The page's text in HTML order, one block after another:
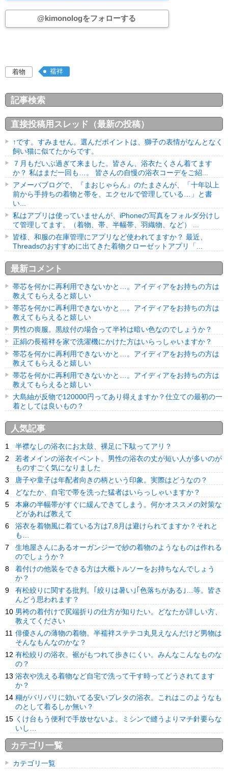
@kimonologをフォローする
着物 襦袢
記事検索
直接投稿用スレッド（最新の投稿）
↑です。すみません。選んだポイントは、獅子の表情がなんとなく
飼い猫に似てたからです。
７月もだいぶ過ぎて来ました。皆さん、浴衣たくさん着てます
か？ 私はまだ一回も…。 皆さんの自慢の浴衣コーデをご紹...
アメーバブログで、『まおじゃらん』のたまさんが、「十年以上
前から手持ちの着物と帯を、エクセルで管理している…」と書
い...
私はアプリは使っていませんが、iPhoneの写真をフォルダ分けし
て管理してます。（着物、帯、半幅帯、羽織物、など） ...
皆様、和服の在庫管理にアプリなど使われてますか？ 最近、
Threadsのおすすめに出てきた着物クローゼットアプリ「...
最新コメント
帯芯を何かに再利用できないかと…。アイディアをお持ちの方は
教えてもらえると嬉しい
帯芯を何かに再利用できないかと…。アイディアをお持ちの方は
教えてもらえると嬉しい
男性の喪服。黒紋付の場合って半衿は暗い色なのでしょうか？
正絹の長襦袢を家で洗濯機にかけた方はいらっしゃいますか？
帯芯を何かに再利用できないかと…。アイディアをお持ちの方は
教えてもらえると嬉しい
帯芯を何かに再利用できないかと…。アイディアをお持ちの方は
教えてもらえると嬉しい
大島紬が反物で120000円ってあり得えますか？仕立ての最初の一
着としては良いもの？
人気記事
半襟なしの浴衣にお太鼓、裸足に下駄ってアリ？
若者メインの浴衣イベント。男性の浴衣の丈が短い人が多いのが
ものすごく気になりました
唐子や童子は年配者向きの柄という印象。実際はどうなの？
どなたか、自宅で帯を洗った猛者はいらっしゃいますか？
本麻の半幅帯がすぐに緩んできてしまう。何かオススメの対策な
どがあれば教えて
浴衣を着物風に着ている方は7,8月は避けられてますか？それと
も…
生地屋さんにあるオーガンジーで紗の着物のようなものは作れる
のでしょうか？
着付けの他装をできる方は大概トルソーをお持ちなんでしょう
か？
有松絞りに関する批判。｢絞りは暑い｣｢色落ちがある｣…等。皆さ
んどう思われます？
男袴の着付けで尻端折りの仕方が知りたい。どなたか詳しい方、
教えてください
俳優さんの薄物の着物。半襦袢ステテコ丸見えなんだけど男物は
そんなもんなのかな？
有松絞りの浴衣。裾がもつれて歩きにくい。みんなこんなものな
の？
浴衣や洗える着物など自宅で洗って干す時ってどうされてます
か？
糊がバリバリに効いてる安いプレタの浴衣。これはこのようなも
のとして着るしか無い？
くけ台もう便利で手放せないよ。ミシンで縫うよりマチ針要らな
いし…
カテゴリ一覧
カテゴリ一覧